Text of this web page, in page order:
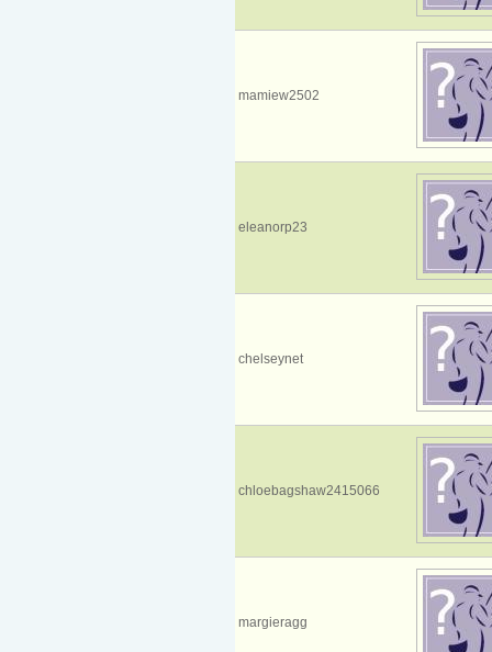
mamiew2502
eleanorp23
chelseynet
chloebagshaw2415066
margieragg